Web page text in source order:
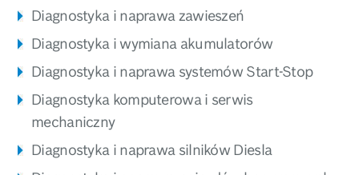
Diagnostyka i naprawa zawieszeń
Diagnostyka i wymiana akumulatorów
Diagnostyka i naprawa systemów Start-Stop
Diagnostyka komputerowa i serwis
mechaniczny
Diagnostyka i naprawa silników Diesla